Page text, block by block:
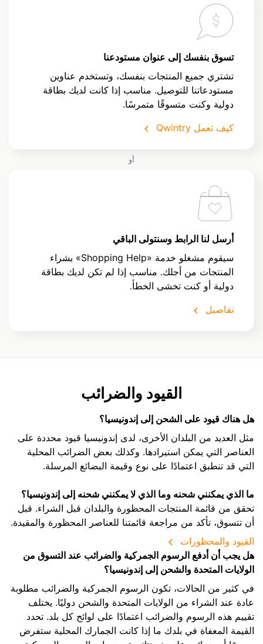
تسوق بنفسك إلى عنوان مستودعنا
تشتري جميع المنتجات بنفسك، وتستخدم عناوين
مستودعاتنا للتوصيل. مناسب إذا كانت لديك بطاقة
دولية وكنت متسوقًا متمرسًا.
كيف تعمل Qwintry
أو
أرسل لنا الرابط وسنتولى الباقي
سيقوم مشغلو خدمة «Shopping Help» بشراء
المنتجات من أجلك. مناسب إذا لم تكن لديك بطاقة
دولية أو كنت تخشى الخطأ.
تفاصيل
القيود والضرائب
هل هناك قيود على الشحن إلى إندونيسيا؟
مثل العديد من البلدان الأخرى، لدى إندونيسيا قيود محددة على
العناصر التي يمكن استيرادها. وكذلك بعض الضرائب المحلية
التي قد تنطبق اعتمادًا على نوع وقيمة البضائع المرسلة.
ما الذي يمكنني شحنه وما الذي لا يمكنني شحنه إلى إندونيسيا؟
تحقق من قائمة المنتجات المحظورة والبلدان قبل الشراء. قبل
أن تتسوق، تأكد من مراجعة قائمتنا للعناصر المحظورة والمقيدة.
القيود والمحظورات
هل يجب أن أدفع الرسوم الجمركية والضرائب عند التسوق من
الولايات المتحدة والشحن إلى إندونيسيا؟
في كثير من الحالات، تكون الرسوم الجمركية والضرائب مطلوبة
عادة عند الشراء من الولايات المتحدة والشحن دوليًا. يختلف
تقييم هذه الرسوم والضرائب اعتمادًا على لوائح كل بلد. تحدد
القيمة المعفاة في بلدك ما إذا كانت الجمارك المحلية ستفرض